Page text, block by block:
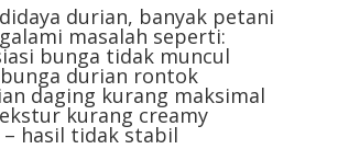
durian, banyak petani
masalah seperti:
bunga tidak muncul
durian rontok
daging kurang maksimal
kurang creamy
– hasil tidak stabil